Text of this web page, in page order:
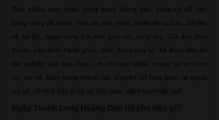
Gặp nhiều may mắn, công danh thăng tiến, khoa cử đỗ đạt,
bảng vàng đề danh. Tiền về như nước, chiêu tài tụ bảo, bội thu
về tài lộc, ngày càng trở nên giàu có, sung túc. Gia đạo hòa
thuận, yên bình hạnh phúc, sinh được quý tử, kế thừa tiền đồ
đại nghiệp của cha ông. Lợi cho sức khỏe, mang lại sự bình
an, vui vẻ, biến hung thành cát, chuyển dữ hóa lành, ra ngoài
vui vẻ, về nhà đắc ý, hỷ sự đầy nhà, niềm vui khắp ngõ.